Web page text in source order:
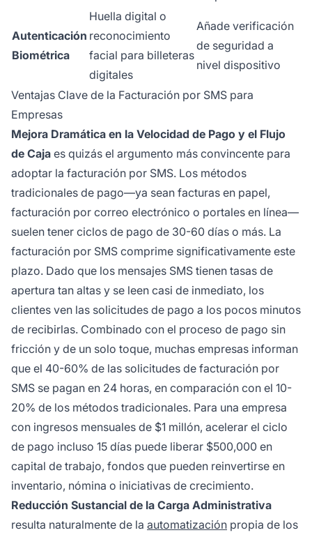
Autenticación
Biométrica
Huella digital o
reconocimiento
facial para billeteras
digitales
Añade verificación
de seguridad a
nivel dispositivo
Ventajas Clave de la Facturación por SMS para
Empresas
Mejora Dramática en la Velocidad de Pago y el Flujo
de Caja es quizás el argumento más convincente para
adoptar la facturación por SMS. Los métodos
tradicionales de pago—ya sean facturas en papel,
facturación por correo electrónico o portales en línea—
suelen tener ciclos de pago de 30-60 días o más. La
facturación por SMS comprime significativamente este
plazo. Dado que los mensajes SMS tienen tasas de
apertura tan altas y se leen casi de inmediato, los
clientes ven las solicitudes de pago a los pocos minutos
de recibirlas. Combinado con el proceso de pago sin
fricción y de un solo toque, muchas empresas informan
que el 40-60% de las solicitudes de facturación por
SMS se pagan en 24 horas, en comparación con el 10-
20% de los métodos tradicionales. Para una empresa
con ingresos mensuales de $1 millón, acelerar el ciclo
de pago incluso 15 días puede liberar $500,000 en
capital de trabajo, fondos que pueden reinvertirse en
inventario, nómina o iniciativas de crecimiento.
Reducción Sustancial de la Carga Administrativa
resulta naturalmente de la automatización propia de los